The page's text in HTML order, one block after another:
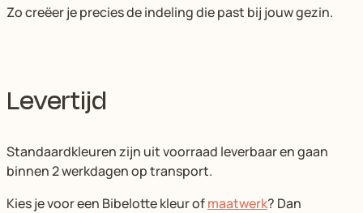
Zo creëer je precies de indeling die past bij jouw gezin.
Levertijd
Standaardkleuren zijn uit voorraad leverbaar en gaan
binnen 2 werkdagen op transport.
Kies je voor een Bibelotte kleur ofmaatwerk? Dan